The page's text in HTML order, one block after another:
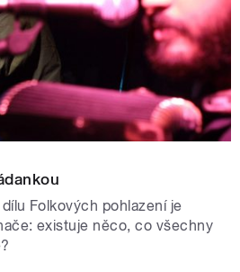
Folkových pohlazení je
existuje něco, co všechny